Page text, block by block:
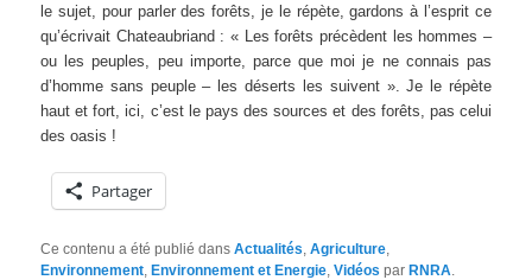
le sujet, pour parler des forêts, je le répète, gardons à l’esprit ce
qu’écrivait Chateaubriand : « Les forêts précèdent les hommes –
ou les peuples, peu importe, parce que moi je ne connais pas
d’homme sans peuple – les déserts les suivent ». Je le répète
haut et fort, ici, c’est le pays des sources et des forêts, pas celui
des oasis !
Partager
Ce contenu a été publié dansActualités,Agriculture,
Environnement,Environnement et Energie,Vidéos parRNRA.